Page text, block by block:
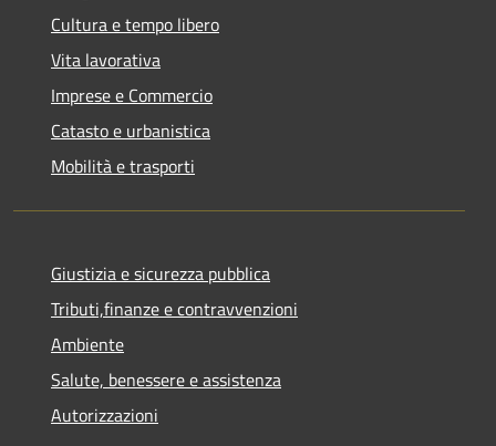
Cultura e tempo libero
Vita lavorativa
Imprese e Commercio
Catasto e urbanistica
Mobilità e trasporti
Giustizia e sicurezza pubblica
Tributi,finanze e contravvenzioni
Ambiente
Salute, benessere e assistenza
Autorizzazioni